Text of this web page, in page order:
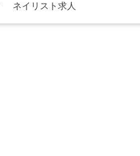
ネイリスト求人